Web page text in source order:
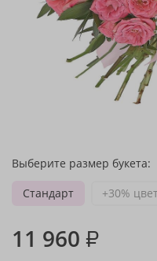
Выберите размер букета:
Стандарт
+30%
11 960 ₽